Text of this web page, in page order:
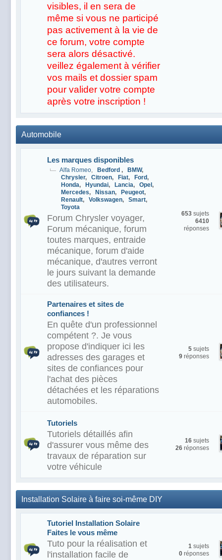
visibles, il en sera de
même si vous ne participé
pas activement à la vie de
ce forum, votre compte
sera alors désactivé.
veillez également à vérifier
vos mails et dossier spam
pour valider votre compte
après votre inscription !
Automobile
Les marques disponibles
Alfa Romeo, Bedford , BMW,
Chrysler, Citroen, Fiat, Ford,
Honda, Hyundai, Lancia, Opel ,
Mercedes, Nissan, Peugeot,
Renault, Volkswagen, Smart,
Toyota
Forum Chrysler voyager,
Forum mécanique, forum
toutes marques, entraide
mécanique, forum d'aide
mécanique, d'autres verront
le jours suivant la demande
des utilisateurs.
653 sujets
6410
réponses
Partenaires et sites de
confiances !
En quête d'un professionnel
compétent ?. Je vous
propose d'indiquer ici les
adresses des garages et
sites de confiances pour
l'achat des pièces
détachées et les réparations
automobiles.
5 sujets
9 réponses
Tutoriels
Tutoriels détaillés afin
d'assurer vous même des
travaux de réparation sur
votre véhicule
16 sujets
26 réponses
Installation Solaire à faire soi-même DIY
Tutoriel Installation Solaire
Faites le vous même
Tuto pour la réalisation et
l'installation facile de
1 sujets
0 réponses